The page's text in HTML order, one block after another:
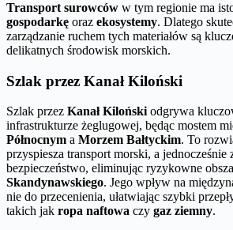
Transport surowców w tym regionie ma
gospodarkę oraz ekosystemy. Dlatego
zarządzanie ruchem tych materiałów są
delikatnych środowisk morskich.
Szlak przez Kanał Kiloński
Szlak przez Kanał Kilońskiodgrywa
infrastrukturze żeglugowej, będąc mostem
Północnym a Morzem Bałtyckim. To
przyspiesza transport morski, a jednocześnie
bezpieczeństwo, eliminując ryzykowne
Skandynawskiego. Jego wpływ na
nie do przecenienia, ułatwiając szybki
takich jak ropa naftowa czy gaz ziemny.